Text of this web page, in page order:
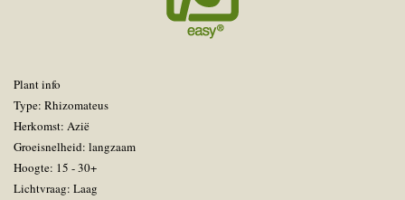
Plant info
Type: Rhizomateus
Herkomst: Azië
Groeisnelheid: langzaam
Hoogte: 15 - 30+
Lichtvraag: Laag